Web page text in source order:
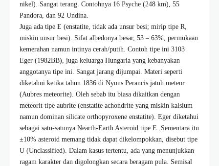
nikel). Sangat terang. Contohnya 16 Psyche (248 km), 55
Pandora, dan 92 Undina.
Juga ada tipe E (enstatite, tidak ada unsur besi; mirip tipe R,
miskin unsur besi). Sifat albedonya besar, 53 – 63%, permukaan
kemerahan namun intinya cerah/putih. Contoh tipe ini 3103
Eger (1982BB), juga keluarga Hungaria yang kebanyakan
anggotanya tipe ini. Sangat jarang dijumpai. Materi seperti
diketahui ketika tahun 1836 di Nyons Perancis jatuh meteor
(Aubres meteorite). Oleh sebab itu biasa dikaitkan dengan
meteorit tipe aubrite (enstatite achondrite yang miskin kalsium
namun dominan silicate orthopyroxene enstatite). Eger diketahui
sebagai satu-satunya Nearth-Earth Asteroid tipe E. Sementara itu
±10% asteroid memang tidak dapat dikelompokkan, disebut tipe
U (Unclassified). Dalam kasus tertentu, ada yang menunjukkan
ragam karakter dan digolongkan secara beragam pula. Semisal